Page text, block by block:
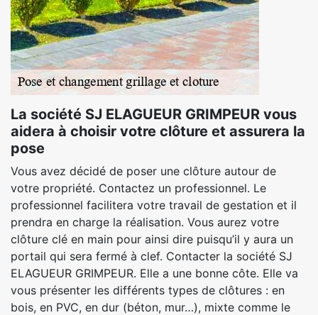
La société SJ ELAGUEUR GRIMPEUR vous
aidera à choisir votre clôture et assurera la
pose
Vous avez décidé de poser une clôture autour de
votre propriété. Contactez un professionnel. Le
professionnel facilitera votre travail de gestation et il
prendra en charge la réalisation. Vous aurez votre
clôture clé en main pour ainsi dire puisqu’il y aura un
portail qui sera fermé à clef. Contacter la société SJ
ELAGUEUR GRIMPEUR. Elle a une bonne côte. Elle va
vous présenter les différents types de clôtures : en
bois, en PVC, en dur (béton, mur…), mixte comme le